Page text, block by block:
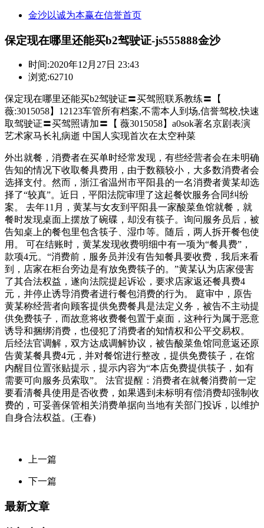
金沙以诚为本赢在信誉首页
保定现在哪里还能买b2驾驶证-js555888金沙
时间:2020年12月27日 23:43
浏览:62710
保定现在哪里还能买b2驾驶证〓买驾照联系教练〓【
薇:3015058】12123车管所有档案,不需本人到场,信誉驾校,快速
取驾驶证〓买驾照请加〓【 薇3015058】a0sok著名京剧表演
艺术家马长礼病逝 中国人实现首次在太空种菜
外出就餐，消费者在买单时经常发现，有些经营者会在未明确
告知的情况下收取餐具费用，由于数额较小，大多数消费者会
选择支付。然而，浙江省温州市平阳县的一名消费者黄某却选
择了“较真”。近日，平阳法院审理了这起餐饮服务合同纠纷
案。 去年11月，黄某与女友到平阳县一家酸菜鱼馆就餐，就
餐时发现桌面上摆放了碗碟，却没有筷子。询问服务员后，被
告知桌上的餐包里包含筷子、湿巾等。随后，两人拆开餐包使
用。 可在结账时，黄某发现收费明细中有一项为“餐具费”，
款项4元。“消费前，服务员并没有告知餐具要收费，我后来看
到，店家在柜台旁边是有放免费筷子的。”黄某认为店家侵害
了其合法权益，遂向法院提起诉讼，要求店家返还餐具费4
元，并停止诱导消费者进行餐包消费的行为。 庭审中，原告
黄某称经营者向顾客提供免费餐具是法定义务，被告不主动提
供免费筷子，而故意将收费餐包置于桌面，这种行为属于恶意
诱导和捆绑消费，也侵犯了消费者的知情权和公平交易权。
后经法官调解，双方达成调解协议，被告酸菜鱼馆同意返还原
告黄某餐具费4元，并对餐馆进行整改，提供免费筷子，在馆
内醒目位置张贴提示，提示内容为“本店免费提供筷子，如有
需要可向服务员索取”。 法官提醒：消费者在就餐消费前一定
要看清餐具使用是否收费，如果遇到未标明有偿消费却强制收
费的，可妥善保管相关消费单据向当地有关部门投诉，以维护
自身合法权益。(王春)
上一篇
下一篇
最新文章